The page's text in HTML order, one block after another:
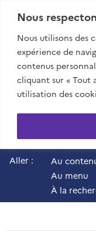
Nous
Nous utilisons des
expérience de
contenus
cliquant sur « Tout
utilisation des
Aller :
Au
Au menu
À la